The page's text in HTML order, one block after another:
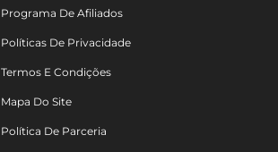
Programa De Afiliados
Políticas De Privacidade
Termos E Condições
Mapa Do Site
Política De Parceria